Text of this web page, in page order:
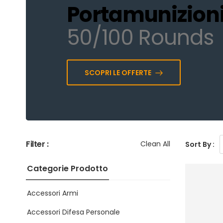
50/100 Rounds
SCOPRI LE OFFERTE
Filter : Clean All
Categorie Prodotto
Accessori Armi
Accessori Difesa Personale
Sort By :